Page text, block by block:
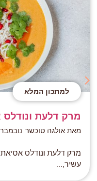
למתכון המלא
מרק דלעת ונודלס
מאת אולגה טוכשר נובמבר 18, 2021
מרק דלעת ונודלס
עשיר,...